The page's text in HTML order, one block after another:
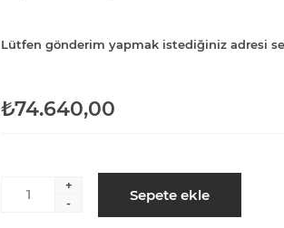
Lütfen gönderim yapmak istediğiniz adresi
₺74.640,00
+
-
Sepete ekle